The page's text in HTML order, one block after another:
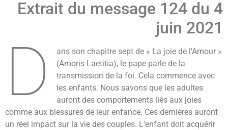
Extrait du message 124 du 4
juin 2021
D
ans son chapitre sept de « La joie de l’Amour »
(Amoris Laetitia), le pape parle de la
transmission de la foi. Cela commence avec
les enfants. Nous savons que les adultes
auront des comportements liés aux joies
comme aux blessures de leur enfance. Ces dernières auront
un réel impact sur la vie des couples. L’enfant doit acquérir